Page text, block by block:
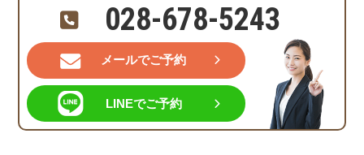
028-678-5243
メールでご予約
LINEでご予約